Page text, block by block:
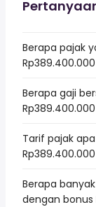
Berapa pajak
Berapa gaji
Tarif pajak
Berapa
dengan bonus